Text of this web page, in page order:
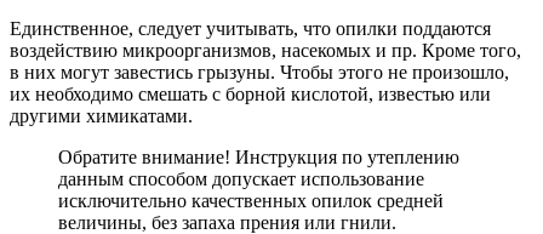
Единственное, следует учитывать, что опилки поддаются
воздействию микроорганизмов, насекомых и пр. Кроме того,
в них могут завестись грызуны. Чтобы этого не произошло,
их необходимо смешать с борной кислотой, известью или
другими химикатами.
Обратите внимание! Инструкция по утеплению
данным способом допускает использование
исключительно качественных опилок средней
величины, без запаха прения или гнили.